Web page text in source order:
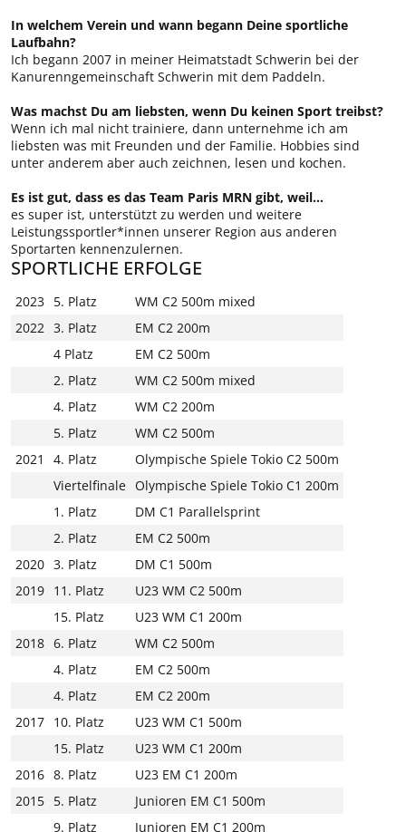
In welchem Verein und wann begann Deine sportliche
Laufbahn?
Ich begann 2007 in meiner Heimatstadt Schwerin bei der
Kanurenngemeinschaft Schwerin mit dem Paddeln.
Was machst Du am liebsten, wenn Du keinen Sport treibst?
Wenn ich mal nicht trainiere, dann unternehme ich am
liebsten was mit Freunden und der Familie. Hobbies sind
unter anderem aber auch zeichnen, lesen und kochen.
Es ist gut, dass es das Team Paris MRN gibt, weil…
es super ist, unterstützt zu werden und weitere
Leistungssportler*innen unserer Region aus anderen
Sportarten kennenzulernen.
SPORTLICHE ERFOLGE
2023 5. Platz
WM C2 500m mixed
2022 3. Platz
EM C2 200m
4 Platz
EM C2 500m
2. Platz
WM C2 500m mixed
4. Platz
WM C2 200m
5. Platz
WM C2 500m
2021
4. Platz
Olympische Spiele Tokio C2 500m
Viertelfinale Olympische Spiele Tokio C1 200m
1. Platz
DM C1 Parallelsprint
2. Platz
EM C2 500m
2020 3. Platz
DM C1 500m
2019 11. Platz
U23 WM C2 500m
15. Platz
U23 WM C1 200m
2018 6. Platz
WM C2 500m
4. Platz
EM C2 500m
4. Platz
EM C2 200m
2017 10. Platz
U23 WM C1 500m
15. Platz
U23 WM C1 200m
2016 8. Platz
U23 EM C1 200m
2015 5. Platz
Junioren EM C1 500m
9. Platz
Junioren EM C1 200m